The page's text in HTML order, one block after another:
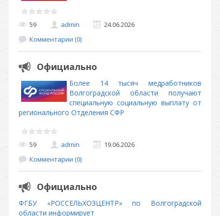
59 admin
24.06.2026
Комментарии (0)
Официально
Более 14 тысяч медработников
Волгоградской области получают
специальную социальную выплату от
регионального Отделения СФР
59 admin
19.06.2026
Комментарии (0)
Официально
ФГБУ «РОССЕЛЬХОЗЦЕНТР» по Волгоградской
области информирует